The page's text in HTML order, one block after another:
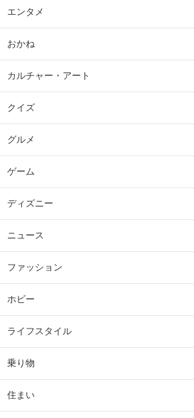
エンタメ
おかね
カルチャー・アート
クイズ
グルメ
ゲーム
ディズニー
ニュース
ファッション
ホビー
ライフスタイル
乗り物
住まい